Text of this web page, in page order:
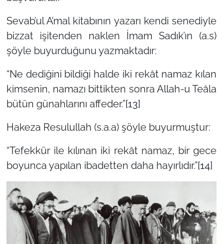
Sevab’ul A’mal kitabının yazarı kendi senediyle
bizzat işitenden naklen İmam Sadık’ın (a.s)
şöyle buyurduğunu yazmaktadır:
“Ne dediğini bildiği halde iki rekât namaz kılan
kimsenin, namazı bittikten sonra Allah-u Teâla
bütün günahlarını affeder.”[13]
Hakeza Resulullah (s.a.a) şöyle buyurmuştur:
“Tefekkür ile kılınan iki rekât namaz, bir gece
boyunca yapılan ibadetten daha hayırlıdır.”[14]